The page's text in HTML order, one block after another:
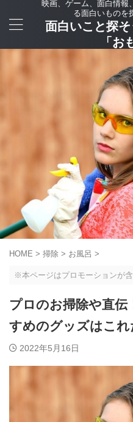
映画、ゲーム、面白情報
る面白いものを
面白いこと探
「お
HOME > 掃除 > お風呂 >
※本ページはプロモーションが
プロのお掃除や直伝
すめのグッズはこれ
2022年5月16日